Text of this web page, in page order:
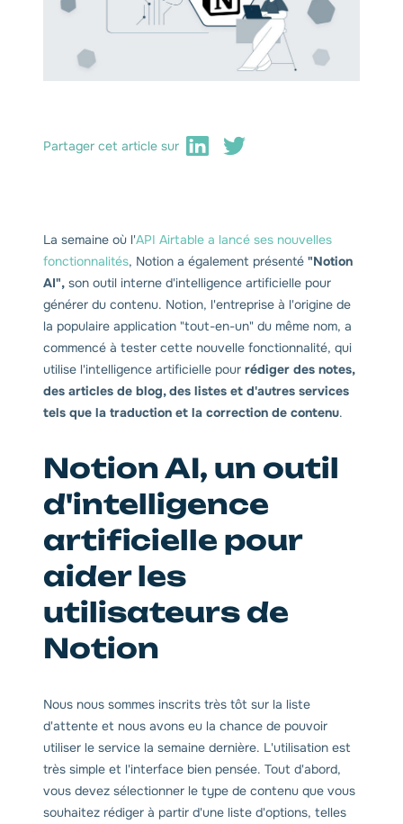
Partager cet article sur
La semaine où l'API Airtable a lancé ses nouvelles
fonctionnalités, Notion a également présenté "Notion
AI", son outil interne d'intelligence artificielle pour
générer du contenu. Notion, l'entreprise à l'origine de
la populaire application "tout-en-un" du même nom, a
commencé à tester cette nouvelle fonctionnalité, qui
utilise l'intelligence artificielle pour rédiger des notes,
des articles de blog, des listes et d'autres services
tels que la traduction et la correction de contenu.
Notion AI, un outil
d'intelligence
artificielle pour
aider les
utilisateurs de
Notion
Nous nous sommes inscrits très tôt sur la liste
d'attente et nous avons eu la chance de pouvoir
utiliser le service la semaine dernière. L'utilisation est
très simple et l'interface bien pensée. Tout d'abord,
vous devez sélectionner le type de contenu que vous
souhaitez rédiger à partir d'une liste d'options, telles